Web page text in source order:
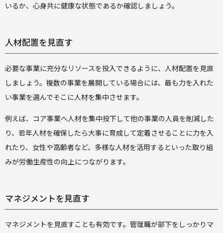
いるか、心身共に健康な状態であるか確認しましょう。
人材配置を見直す
必要な事業に充分なリソースを投入できるように、人材配置を見直
しましょう。複数の事業を展開している場合には、最も力を入れた
い事業を選んでそこに人材を集中させます。
例えば、コア事業へ人材を集中投下して他の事業の人員を削減した
り、若年人材を確保したら大事に育成して定着させることに力を入
れたり、女性や高齢者など、多様な人材を活用するといった取り組
みが労働生産性の向上につながります。
マネジメントを見直す
マネジメントを見直すことも有効です。管理職が部下をしっかりマ